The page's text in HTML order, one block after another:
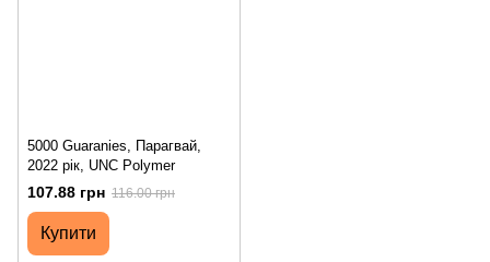
5000 Guaranies, Парагвай,
2022 рік, UNC Polymer
107.88 грн 116.00 грн
Купити